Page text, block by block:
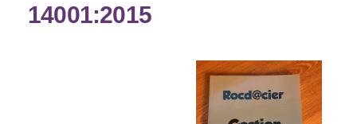
14001:2015